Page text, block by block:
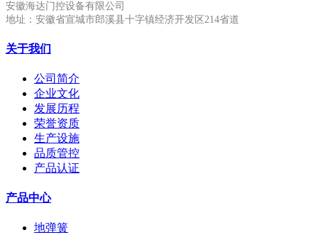
安徽海达门控设备有限公司
地址：安徽省宣城市郎溪县十字镇经济开发区214省道
关于我们
公司简介
企业文化
发展历程
荣誉资质
生产设施
品质管控
产品认证
产品中心
地弹簧